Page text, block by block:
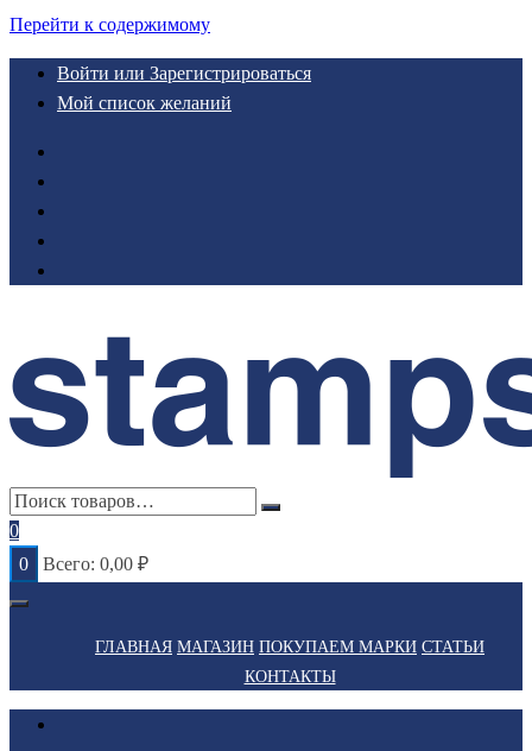
Перейти к содержимому
Войти или Зарегистрироваться
Мой список желаний
0
0
Всего: 0,00 ₽
ГЛАВНАЯ МАГАЗИН ПОКУПАЕМ МАРКИ СТАТЬИ
КОНТАКТЫ